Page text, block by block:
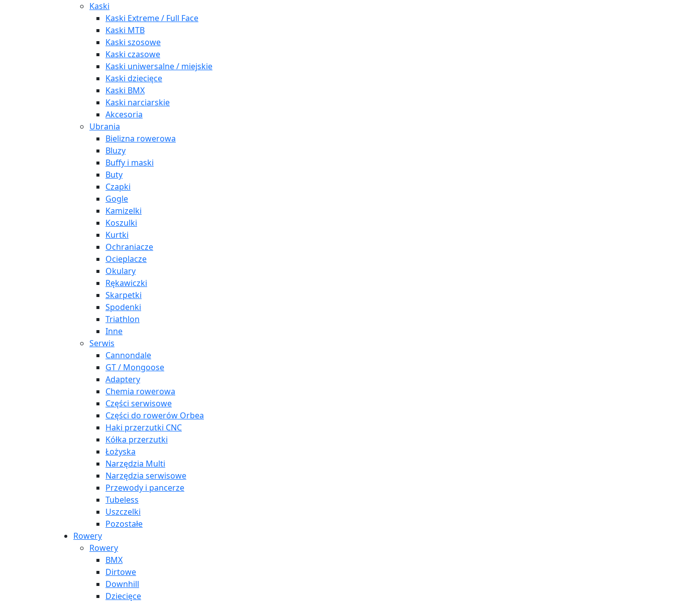
Kaski
Kaski Extreme / Full Face
Kaski MTB
Kaski szosowe
Kaski czasowe
Kaski uniwersalne / miejskie
Kaski dziecięce
Kaski BMX
Kaski narciarskie
Akcesoria
Ubrania
Bielizna rowerowa
Bluzy
Buffy i maski
Buty
Czapki
Gogle
Kamizelki
Koszulki
Kurtki
Ochraniacze
Ocieplacze
Okulary
Rękawiczki
Skarpetki
Spodenki
Triathlon
Inne
Serwis
Cannondale
GT / Mongoose
Adaptery
Chemia rowerowa
Części serwisowe
Części do rowerów Orbea
Haki przerzutki CNC
Kółka przerzutki
Łożyska
Narzędzia Multi
Narzędzia serwisowe
Przewody i pancerze
Tubeless
Uszczelki
Pozostałe
Rowery
Rowery
BMX
Dirtowe
Downhill
Dziecięce